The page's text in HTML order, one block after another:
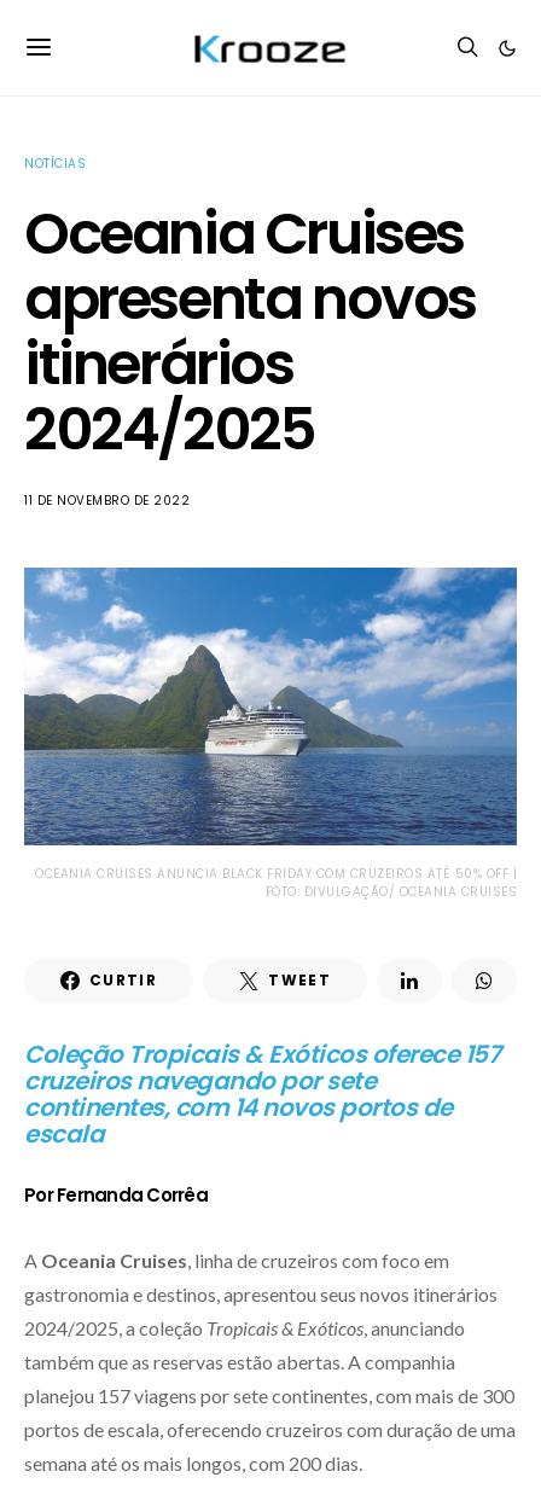
NOTÍCIAS
Oceania Cruises
apresenta novos
itinerários
2024/2025
11 DE NOVEMBRO DE 2022
OCEANIA CRUISES ANUNCIA BLACK FRIDAY COM CRUZEIROS ATÉ 50% OFF |
FOTO: DIVULGAÇÃO/ OCEANIA CRUISES
CURTIR TWEET
Coleção Tropicais & Exóticos oferece 157
cruzeiros navegando por sete
continentes, com 14 novos portos de
escala
Por Fernanda Corrêa
A Oceania Cruises , linha de cruzeiros com foco em
gastronomia e destinos, apresentou seus novos itinerários
2024/2025, a coleção Tropicais & Exóticos , anunciando
também que as reservas estão abertas. A companhia
planejou 157 viagens por sete continentes, com mais de 300
portos de escala, oferecendo cruzeiros com duração de uma
semana até os mais longos, com 200 dias.